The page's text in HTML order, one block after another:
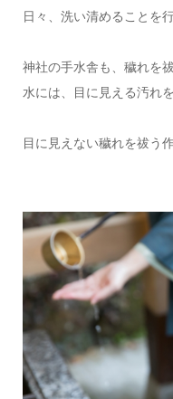
日々、洗い清めることを
神社の手水舎も、穢れを
水には、目に見える汚れ
目に見えない穢れを祓う